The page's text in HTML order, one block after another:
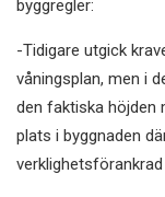
byggregler:
-Tidigare utgick
våningsplan, men i
den faktiska höjden
plats i byggnaden